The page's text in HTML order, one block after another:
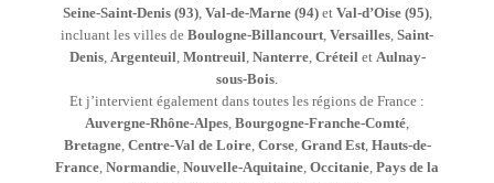
Seine-Saint-Denis (93), Val-de-Marne (94)et Val-d’Oise (95),
incluant les villes de Boulogne-Billancourt Versailles Saint-
Denis, Argenteuil Montreuil Nanterre, Créteil et Aulnay-
sous-Bois
Et j’intervient également dans toutes les régions de France :
Auvergne-Rhône-Alpes Bourgogne-Franche-Comté
Bretagne, Centre-Val de Loire, Corse, Grand Est, Hauts-de-
France Normandie Nouvelle-Aquitaine Occitanie Pays de la